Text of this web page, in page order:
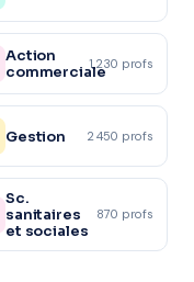
Action
commerciale1 230 profs
Gestion 2 450 profs
Sc.
sanitaires
et sociales
870 profs